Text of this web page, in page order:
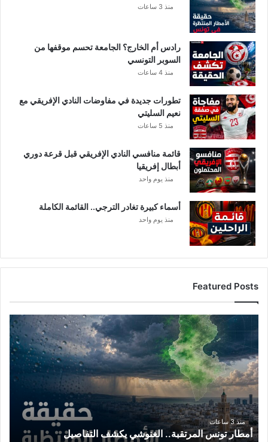
منذ 3 ساعات
رادس أم الخارج؟ الجامعة تحسم موقفها من
السوبر التونسي
منذ 4 ساعات
تطورات جديدة في مفاوضات النادي الإفريقي مع
نعيم السليتي
منذ 5 ساعات
قائمة منافسي النادي الإفريقي قبل قرعة دوري
أبطال إفريقيا
منذ يوم واحد
أسماء كبيرة تغادر الترجي.. القائمة الكاملة
منذ يوم واحد
Featured Posts
أمطار
تونس
المرتقبة..
الغنوشي
يكشف
التفاصيل
منذ 3 ساعات
أمطار تونس المرتقبة.. الغنوشي يكشف التفاصيل